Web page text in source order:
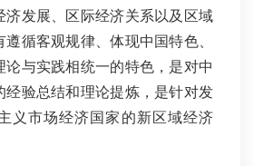
济发展、区际经济关系以及区域
循客观规律、体现中国特色、
论与实践相统一的特色，是对中
经验总结和理论提炼，是针对发
义市场经济国家的新区域经济